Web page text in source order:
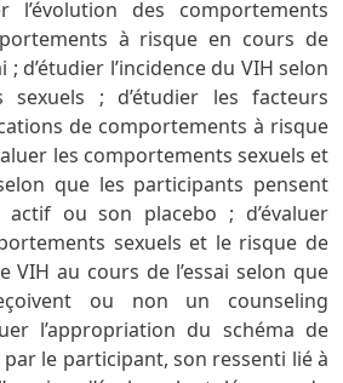
l’évolution des comportements
à risque en cours de
; d’étudier l’incidence du VIH selon
sexuels ; d’étudier les facteurs
de comportements à risque
les comportements sexuels et
que les participants pensent
ou son placebo ; d’évaluer
sexuels et le risque de
VIH au cours de l’essai selon que
ou non un counseling
l’appropriation du schéma de
par le participant, son ressenti lié à